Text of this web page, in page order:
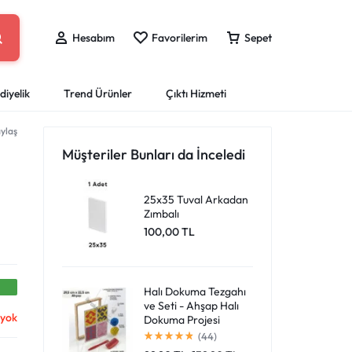
Hesabım
Giriş Yap
Favori Ürünlerim
Sipariş Takibi
Favorilerim Sepet
Çantan boş
Harika fırsatları kaçırmayın! Alışverişe başlayın
veya eklenen ürünleri görüntülemek için oturum
Mağazadaki Yenilikler
Ofis Kırtasiye
Tahta Kalemi ve Silgileri
Mürekkepler ve Kartuşlar
Masaüstü Organizlerler
Sprey Boyalar
Resim Kalemleri
Mataralar
Puzzle Yap-Boz
Boyama Kitapları
Trend Ürünler Çıktı Hizmeti
Müşteriler Bunları da İnceledi
25x35 Tuval Arkadan
Zımbalı
100,00TL
Halı Dokuma Tezgahı
ve Seti - Ahşap Halı
Dokuma Projesi
(44)